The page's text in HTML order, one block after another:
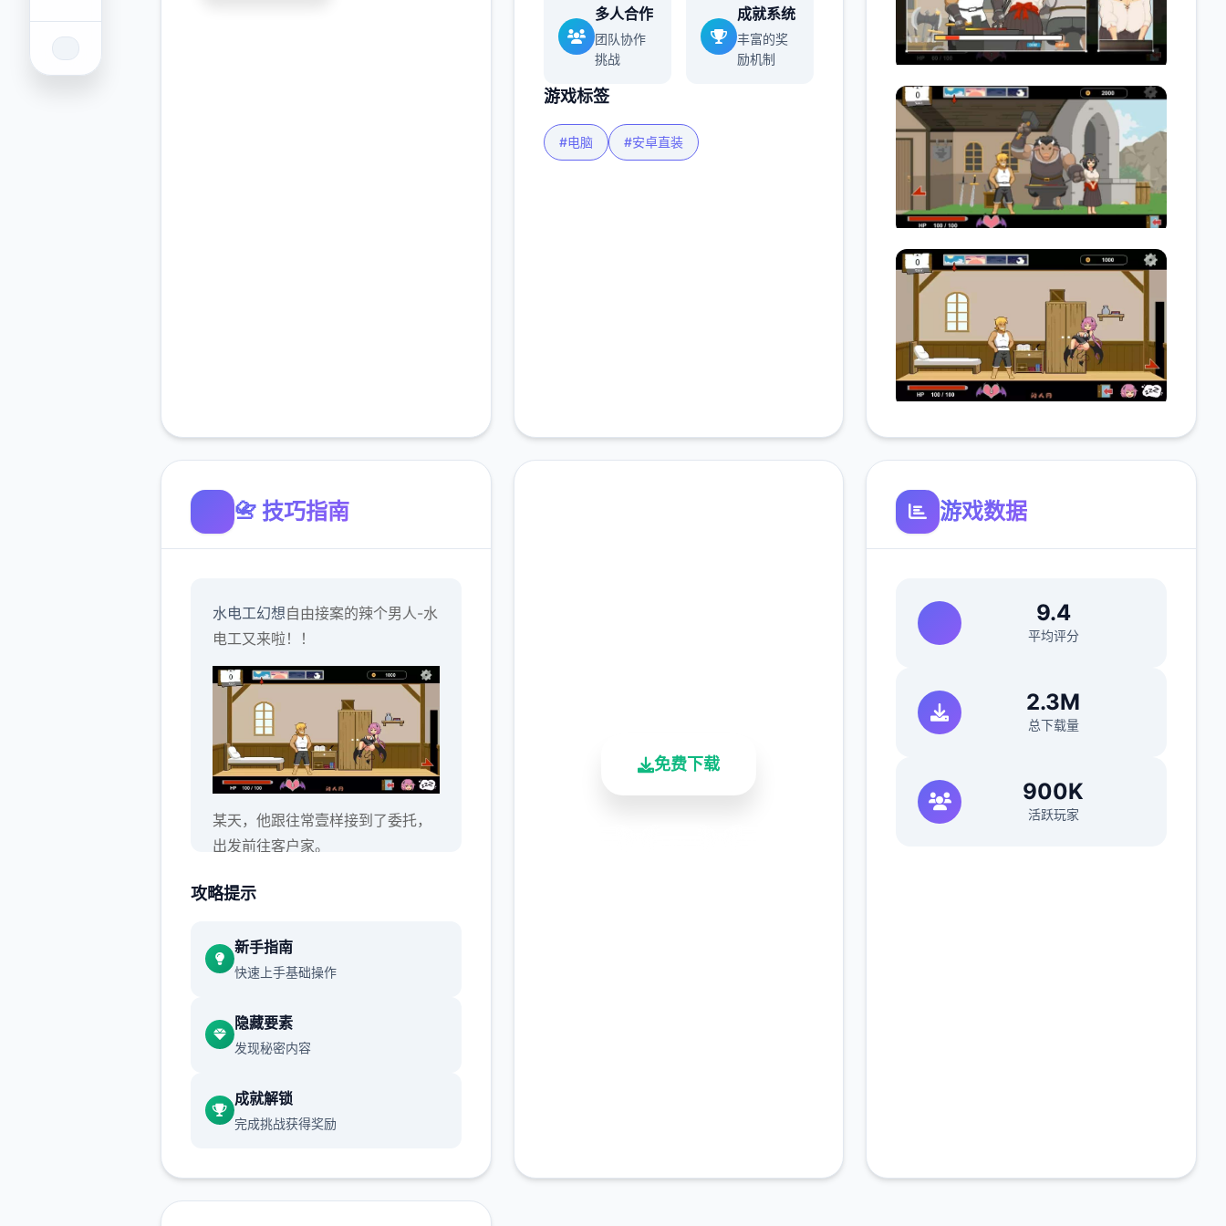
多人合作
团队协作
挑战
成就系统
丰富的奖
励机制
游戏标签
#电脑 #安卓直装
📇 技巧指南
水电工幻想自由接案的辣个男人-水
电工又来啦！！
某天，他跟往常壹样接到了委托，
出发前往客户家。
时，马桶发出了光芒，将他吸了进
去。
当再次睁开眼睛时，已身处异天地
攻略提示
新手指南
快速上手基础操作
隐藏要素
发现秘密内容
成就解锁
完成挑战获得奖励
免费下载
游戏数据
9.4
平均评分
2.3M
总下载量
900K
活跃玩家